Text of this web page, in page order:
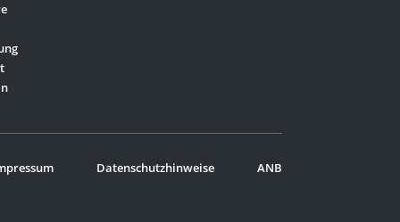
Datenschutzhinweise ANB